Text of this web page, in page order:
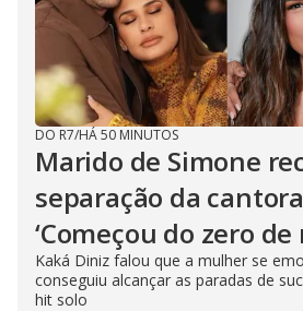
DO R7/HÁ 50 MINUTOS
Marido de Simone
separação da
‘Começou do zero de
Kaká Diniz falou que a mulher se
conseguiu alcançar as paradas de
hit solo